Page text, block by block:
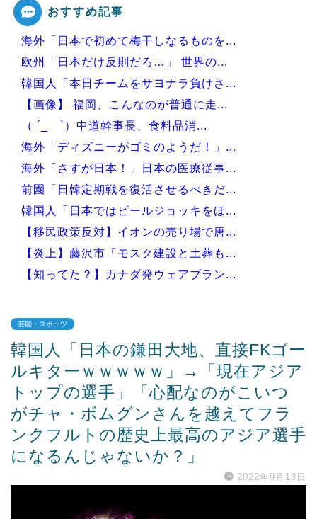
Powered by livedoor 相互RSS
おすすめ記事
海外「日本で初めて梅干しなるものを...
欧州「日本だけ反則だろ…」 世界の...
韓国人「本日チームをサヨナラ負けさ...
【画像】 福岡、こんなのが普通に走...
（ ´_ゝ`）中道幹事長、食料品消...
海外「ディズニーがゴミのようだ！」...
海外「さすが日本！」日本の医療従事...
前園「日韓定期戦を復活させるべきだ...
韓国人「日本ではビールジョッキをほ...
【移民政策反対】イオンの売り場で唐...
【炎上】藤沢市「モスク建設と土葬も...
【知ってた？】カナダ発ウェアブラン...
Powered by livedoor 相互RSS
芸能・スポーツ
韓国人「日本の鎌田大地、直接FKゴー
ルキターｗｗｗｗｗ」→「現在アジア
トップの選手」「心配なのがこいつ
がチャ・ボムグンさんを越えてフラ
ンクフルトの歴史上最高のアジア選手
になるんじゃないか？」
2022年9月18日